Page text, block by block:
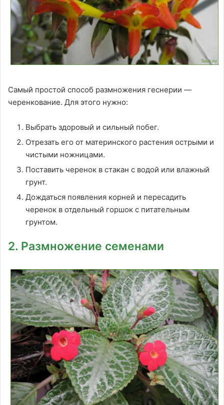
Самый простой способ размножения геснерии —
черенкование. Для этого нужно:
Выбрать здоровый и сильный побег.
Отрезать его от материнского растения острыми и
чистыми ножницами.
Поставить черенок в стакан с водой или влажный
грунт.
Дождаться появления корней и пересадить
черенок в отдельный горшок с питательным
грунтом.
2. Размножение семенами